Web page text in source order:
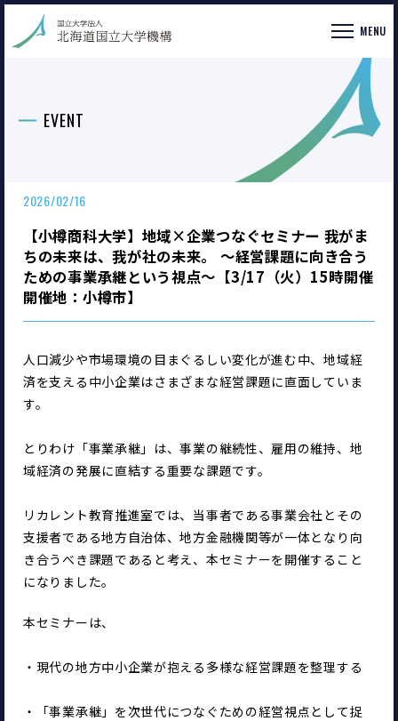
MENU
EVENT
2026/02/16
【小樽商科大学】地域×企業つなぐセミナー 我がま
ちの未来は、我が社の未来。 ～経営課題に向き合う
ための事業承継という視点～【3/17（火）15時開催
開催地：小樽市】
人口減少や市場環境の目まぐるしい変化が進む中、地域経
済を支える中小企業はさまざまな経営課題に直面していま
す。
とりわけ「事業承継」は、事業の継続性、雇用の維持、地
域経済の発展に直結する重要な課題です。
リカレント教育推進室では、当事者である事業会社とその
支援者である地方自治体、地方金融機関等が一体となり向
き合うべき課題であると考え、本セミナーを開催すること
になりました。
本セミナーは、
・現代の地方中小企業が抱える多様な経営課題を整理する
・「事業承継」を次世代につなぐための経営視点として捉